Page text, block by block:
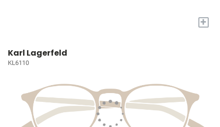
+
Karl Lagerfeld
KL6110